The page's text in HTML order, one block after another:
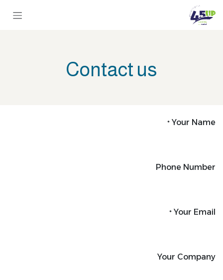
تخطي للذهاب إلى المحتوى
Contact us
Your Name
*
Phone Number
Your Email
*
Your Company